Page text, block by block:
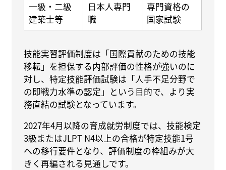
一級・二級
建築士等
日本人専門
職
専門資格の
国家試験
技能実習評価制度は「国際貢献のための技能
移転」を担保する内部評価の性格が強いのに
対し、特定技能評価試験は「人手不足分野で
の即戦力水準の認定」という目的で、より実
務直結の試験となっています。
2027年4月以降の育成就労制度では、技能検定
3級またはJLPT N4以上の合格が特定技能1号
への移行要件となり、評価制度の枠組みが大
きく再編される見通しです。